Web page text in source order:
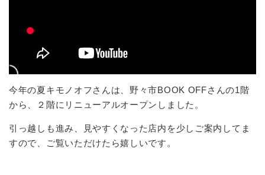
今年の夏キモノオフさんは、野々市BOOK OFFさんの1階
から、２階にリニューアルオープンしました。
引っ越しも進み、見やすくなった店内を少しご案内してま
すので、ご覧いただけたら嬉しいです。